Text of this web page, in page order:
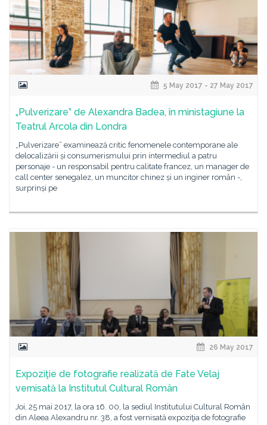
5 May 2017 - 27 May 2017
„Pulverizare” de Alexandra Badea, în ministagiune la
Teatrul Arcola din Londra
„Pulverizare” examinează critic fenomenele contemporane ale
delocalizării și consumerismului prin intermediul a patru
personaje - un responsabil pentru calitate francez, un manager de
call center senegalez, un muncitor chinez și un inginer român -,
surprinși pe
26 May 2017
Expoziţie de fotografie realizată de Fate Velaj
vernisată la Institutul Cultural Român
Joi, 25 mai 2017, la ora 16. 00, la sediul Institutului Cultural Român
din Aleea Alexandru nr. 38, a fost vernisată expoziţia de fotografie